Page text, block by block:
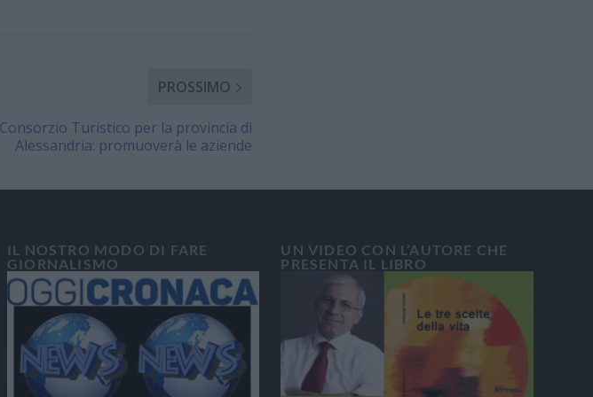
PROSSIMO
Turistico per la provincia di
Alessandria: promuoverà le aziende
IL NOSTRO MODO DI FARE
GIORNALISMO
UN VIDEO CON L’AUTORE CHE
PRESENTA IL LIBRO